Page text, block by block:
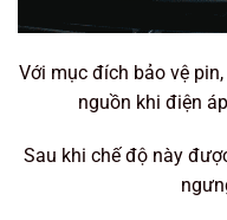
Với mục đích bảo vệ
nguồn khi điện
Sau khi chế độ này